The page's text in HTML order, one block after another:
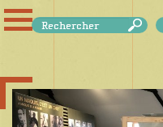
Aller
au
FORMULAIRE